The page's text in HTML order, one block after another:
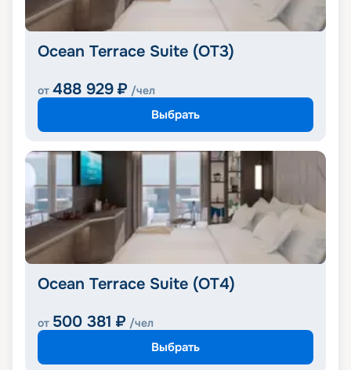
Ocean Terrace Suite (OT3)
от 488 929 ₽ /чел
Выбрать
Ocean Terrace Suite (OT4)
от 500 381 ₽ /чел
Выбрать